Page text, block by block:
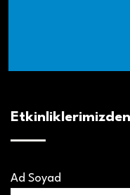
Ad Soyad